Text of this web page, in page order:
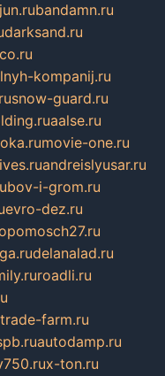
bandamn.ru
darksand.ru
kompanij.ru
snow-guard.ru
aalse.ru
movie-one.ru
andreislyusar.ru
i-grom.ru
evro-dez.ru
delanalad.ru
roadli.ru
trade-farm.ru
autodamp.ru
x-ton.ru